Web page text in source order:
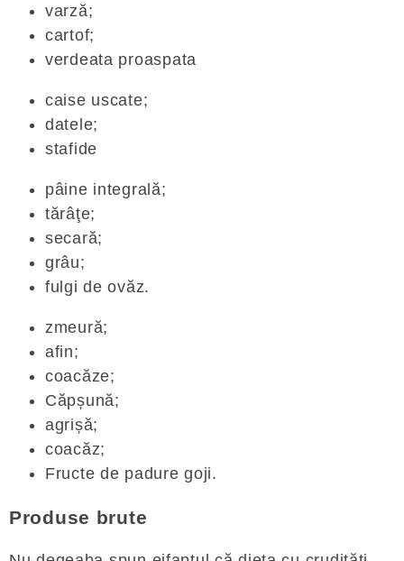
varză;
cartof;
verdeata proaspata
caise uscate;
datele;
stafide
pâine integrală;
tărâţe;
secară;
grâu;
fulgi de ovăz.
zmeură;
afin;
coacăze;
Căpșună;
agrișă;
coacăz;
Fructe de padure goji.
Produse brute